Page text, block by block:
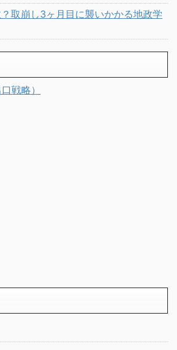
取崩し3ヶ月目に襲いかかる地政学
戦略）